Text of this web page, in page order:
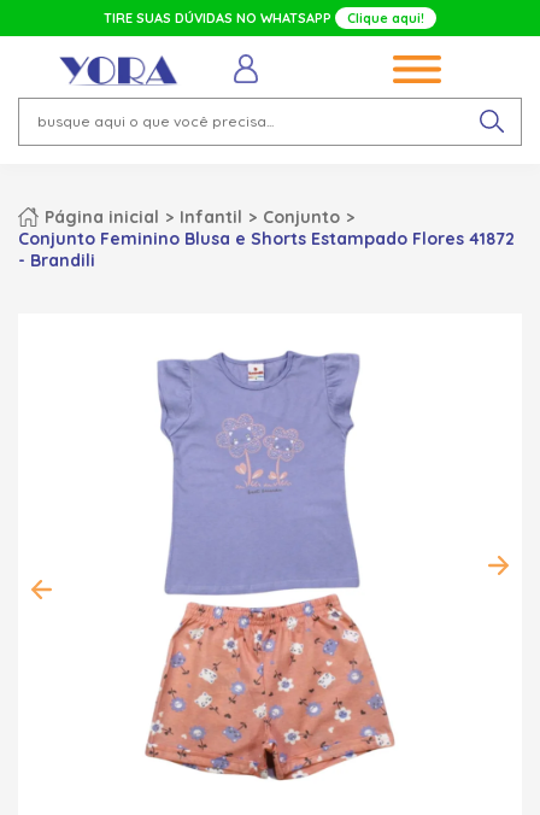
TIRE SUAS DÚVIDAS NO WHATSAPP Clique aqui!
Página inicial Infantil
Conjunto
Conjunto Feminino Blusa e Shorts Estampado Flores 41872
- Brandili